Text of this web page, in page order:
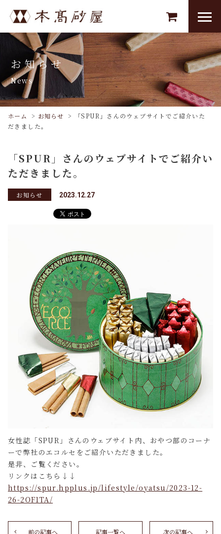
お知らせ
News
ホーム > お知らせ >
「SPUR」さんのウェブサイトでご紹介いた
だきました。
「SPUR」さんのウェブサイトでご紹介い
ただきました。
お知らせ 2023.12.27
女性誌「SPUR」さんのウェブサイト内、おやつ部のコーナ
ーで弊社のエコルセをご紹介いただきました。
是非、ご覧ください。
リンクはこちら↓↓
https://spur.hpplus.jp/lifestyle/oyatsu/2023-12-
26-2OF1TA/
前の記事へ 記事一覧へ 次の記事へ